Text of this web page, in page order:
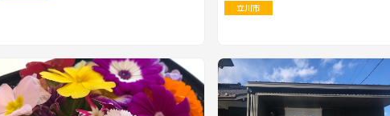
立川市